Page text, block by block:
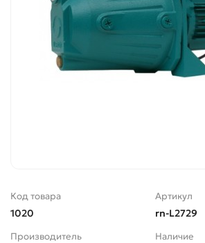
Код товара
1020
Артикул
rn-L2729
Производитель Наличие